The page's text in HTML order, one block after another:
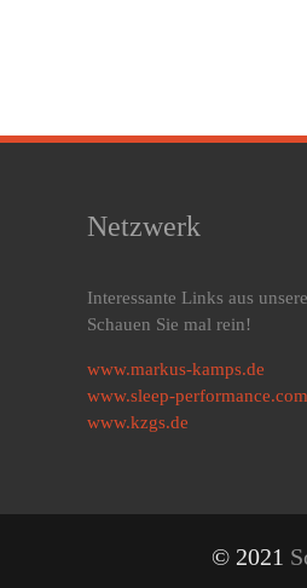
Netzwerk
Interessante Links aus
Schauen Sie mal rein!
www.markus-kamps.de
www.sleep-performance.com
www.kzgs.de
© 2021